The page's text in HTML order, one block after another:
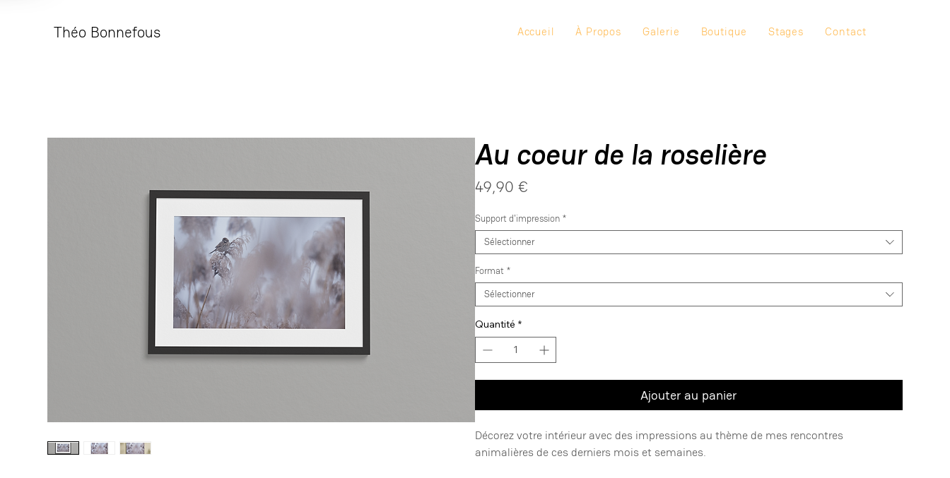
Accueil À Propos Galerie Boutique Stages Contact
Théo Bonnefous
Au coeur de la roselière
49,90 €
Support d'impression *
Sélectionner
Format *
Sélectionner
Quantité *
Ajouter au panier
Décorez votre intérieur avec des impressions au thème de mes rencontres
animalières de ces derniers mois et semaines.